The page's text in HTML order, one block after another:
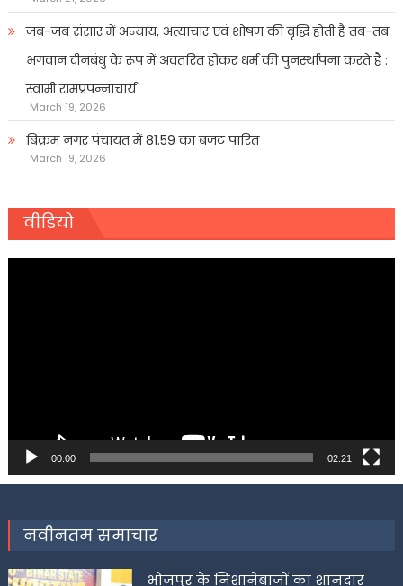
जब-जब संसार में अन्याय, अत्याचार एवं शोषण की वृद्धि होती है तब-तब
भगवान दीनबंधु के रूप में अवतरित होकर धर्म की पुनर्स्थापना करते हैं :
स्वामी रामप्रपन्नाचार्य
March 19, 2026
बिक्रम नगर पंचायत में 81.59 का बजट पारित
March 19, 2026
वीडियो
00:00 02:21
नवीनतम समाचार
भोजपुर के निशानेबाजों का शानदार